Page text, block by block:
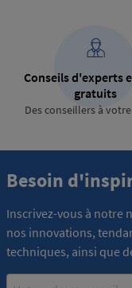
Conseils d'experts
gratuits
Des conseillers à
Besoin
Inscrivez-vous à notre
nos innovations,
techniques, ainsi que